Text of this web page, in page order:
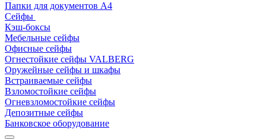
Папки для документов A4
Сейфы
Кэш-боксы
Мебельные сейфы
Офисные сейфы
Огнестойкие сейфы VALBERG
Оружейные сейфы и шкафы
Встраиваемые сейфы
Взломостойкие сейфы
Огневзломостойкие сейфы
Депозитные сейфы
Банковское оборудование